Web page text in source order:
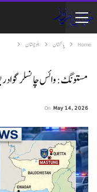
Home پاکستان بلوچستان
مستونگ: وائس چانسلر گوادر
On May 14, 2026